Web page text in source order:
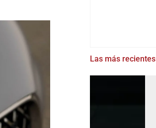
Las más recientes